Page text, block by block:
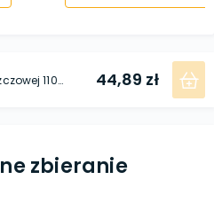
Odzyskiwacz wody deszczowej 110 mm x 1'' GZ brązowy 44,89 zł
zbieranie